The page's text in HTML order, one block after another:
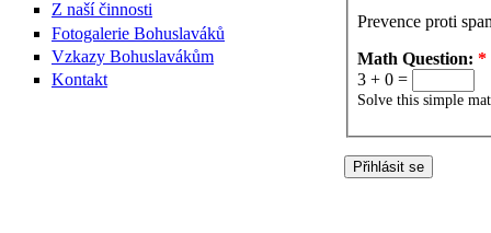
Z naší činnosti
Fotogalerie Bohuslaváků
Vzkazy Bohuslavákům
Kontakt
Prevence proti
Math Question: *
3 + 0 =
Solve this simple